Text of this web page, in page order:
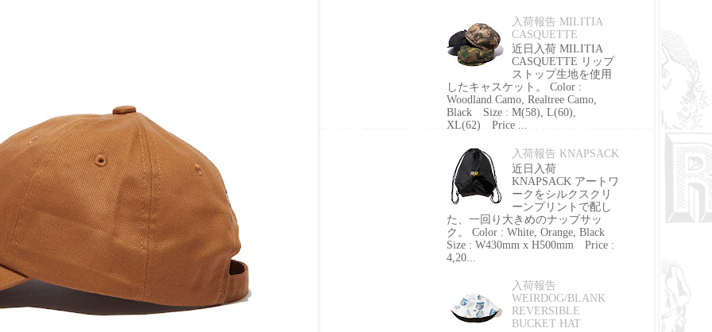
入荷報告 MILITIA
CASQUETTE
近日入荷 MILITIA
CASQUETTE リップ
ストップ生地を使用
したキャスケット。 Color :
Woodland Camo, Realtree Camo,
Black Size : M(58), L(60),
XL(62) Price ...
入荷報告 KNAPSACK
近日入荷
KNAPSACK アートワ
ークをシルクスクリ
ーンプリントで配し
た、一回り大きめのナップサッ
ク。 Color : White, Orange, Black
Size : W430mm x H500mm Price :
4,20...
入荷報告
WEIRDOG/BLANK
REVERSIBLE
BUCKET HAT